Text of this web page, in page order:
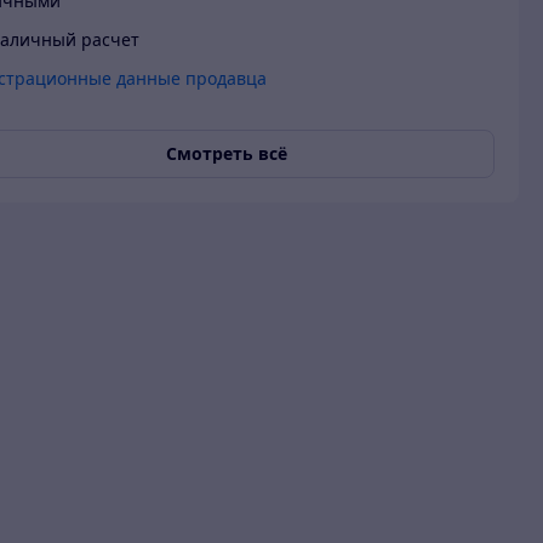
расчет
данные продавца
Смотреть всё